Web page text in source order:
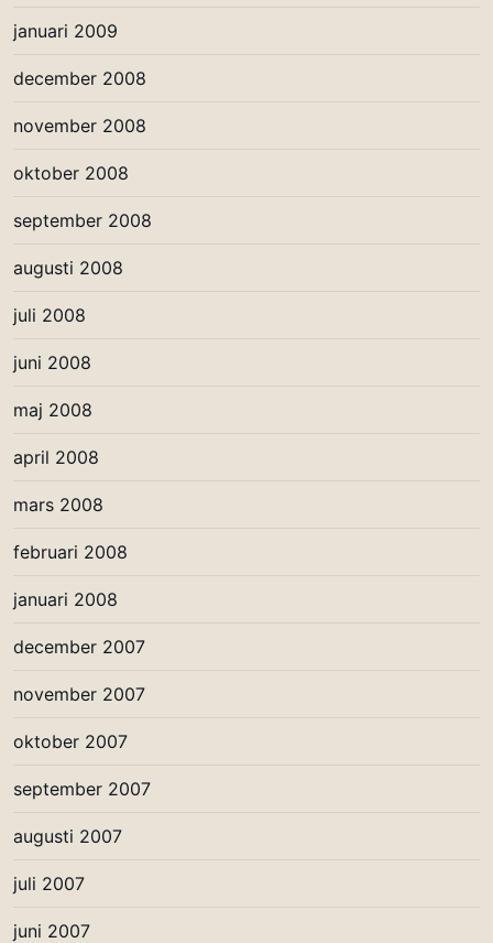
januari 2009
december 2008
november 2008
oktober 2008
september 2008
augusti 2008
juli 2008
juni 2008
maj 2008
april 2008
mars 2008
februari 2008
januari 2008
december 2007
november 2007
oktober 2007
september 2007
augusti 2007
juli 2007
juni 2007